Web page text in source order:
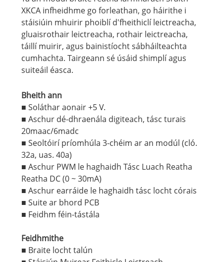
XKCA infheidhme go forleathan, go háirithe i
stáisiúin mhuirir phoiblí d'fheithiclí leictreacha,
gluaisrothair leictreacha, rothair leictreacha,
táillí muirir, agus bainistíocht sábháilteachta
cumhachta. Tairgeann sé úsáid shimplí agus
suiteáil éasca.
Bheith ann
■ Soláthar aonair +5 V.
■ Aschur dé-dhraenála digiteach, tásc turais
20maac/6madc
■ Seoltóirí príomhúla 3-chéim ar an modúl (cló.
32a, uas. 40a)
■ Aschur PWM le haghaidh Tásc Luach Reatha
Reatha DC (0 ~ 30mA)
■ Aschur earráide le haghaidh tásc locht córais
■ Suite ar bhord PCB
■ Feidhm féin-tástála
Feidhmithe
■ Braite locht talún